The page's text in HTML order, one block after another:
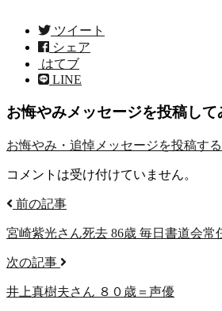
ツイート
シェア
はてブ
LINE
お悔やみメッセージを投稿して
お悔やみ・追悼メッセージを投稿する
コメントは受け付けていません。
前の記事
宮崎紫光さん死去 86歳 毎日書道会常
次の記事
井上真樹夫さん ８０歳＝声優